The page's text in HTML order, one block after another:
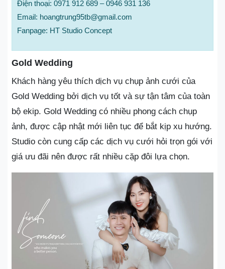
Điện thoại: 0971 912 689 – 0946 931 136
Email: hoangtrung95tb@gmail.com
Fanpage: HT Studio Concept
Gold Wedding
Khách hàng yêu thích dịch vụ chụp ảnh cưới của
Gold Wedding bởi dịch vụ tốt và sự tận tâm của toàn
bộ ekip. Gold Wedding có nhiều phong cách chụp
ảnh, được cập nhật mới liên tục để bắt kịp xu hướng.
Studio còn cung cấp các dịch vụ cưới hỏi trọn gói với
giá ưu đãi nên được rất nhiều cặp đôi lựa chọn.